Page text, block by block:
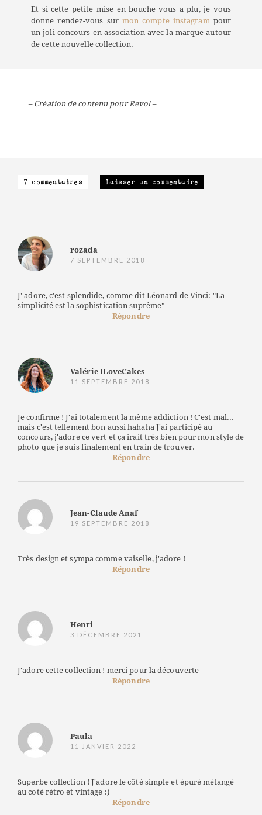
Et si cette petite mise en bouche vous a plu, je vous
donne rendez-vous sur mon compte instagram pour
un joli concours en association avec la marque autour
de cette nouvelle collection.
– Création de contenu pour Revol –
7 commentaires Laisser un commentaire
rozada
7 SEPTEMBRE 2018
J' adore, c'est splendide, comme dit Léonard de Vinci: "La
simplicité est la sophistication suprême"
Répondre
Valérie ILoveCakes
11 SEPTEMBRE 2018
Je confirme ! J'ai totalement la même addiction ! C'est mal...
mais c'est tellement bon aussi hahaha J'ai participé au
concours, j'adore ce vert et ça irait très bien pour mon style de
photo que je suis finalement en train de trouver.
Répondre
Jean-Claude Anaf
19 SEPTEMBRE 2018
Très design et sympa comme vaiselle, j'adore !
Répondre
Henri
3 DÉCEMBRE 2021
J'adore cette collection ! merci pour la découverte
Répondre
Paula
11 JANVIER 2022
Superbe collection ! J'adore le côté simple et épuré mélangé
au coté rétro et vintage :)
Répondre